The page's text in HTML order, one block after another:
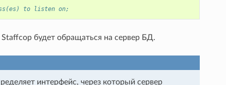
to listen on;
Staffcop будет обращаться на сервер БД.
интерфейс, через который сервер